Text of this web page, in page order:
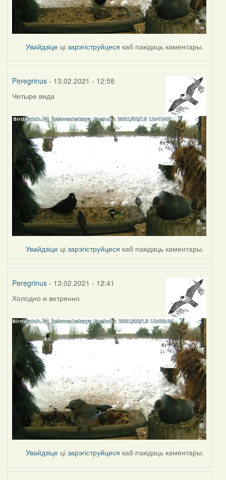
Увайдзіце цізарэгіструйцеся каб пакідаць каментары.
Peregrinus- 13.02.2021 - 12:58
Четыре вида
Увайдзіце цізарэгіструйцеся каб пакідаць каментары.
Peregrinus- 13.02.2021 - 12:41
Холодно и ветренно
Увайдзіце цізарэгіструйцеся каб пакідаць каментары.